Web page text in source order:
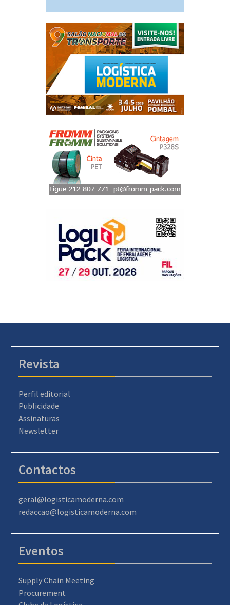
Revista
Perfil editorial
Publicidade
Assinaturas
Newsletter
Contactos
geral@logisticamoderna.com
redaccao@logisticamoderna.com
Eventos
Supply Chain Meeting
Procurement